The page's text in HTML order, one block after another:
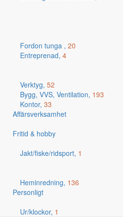
Fordon tunga , 20
Entreprenad, 4
Verktyg, 52
Bygg, VVS, Ventilation, 193
Kontor, 33
Affärsverksamhet
Fritid & hobby
Jakt/fiske/ridsport, 1
Heminredning, 136
Personligt
Ur/klockor, 1